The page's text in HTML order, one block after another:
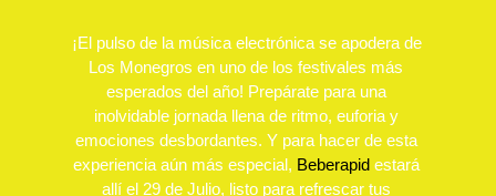
¡El pulso de la música electrónica se apodera de
Los Monegros en uno de los festivales más
esperados del año! Prepárate para una
inolvidable jornada llena de ritmo, euforia y
emociones desbordantes. Y para hacer de esta
experiencia aún más especial, Beberapid estará
allí el 29 de Julio, listo para refrescar tus